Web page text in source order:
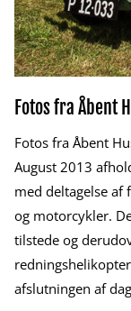
Fotos fra Åbent
Fotos fra Åbent
August 2013
med deltagelse
og motorcykler.
tilstede og
afslutningen af